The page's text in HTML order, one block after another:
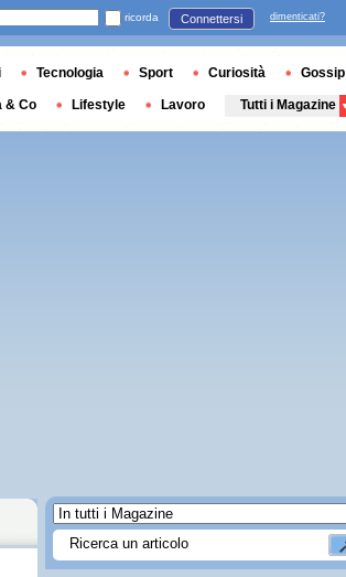
ricorda Connettersi dimenticati?
Tecnologia Sport Curiosità Gossip
& Co Lifestyle Lavoro Tutti i Magazine